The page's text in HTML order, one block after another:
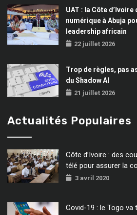
UAT : la Côte
numérique à Abuja
leadership africain
22 juillet 2026
Trop de règles, pas
du Shadow AI
21 juillet 2026
Actualités Populaires
Côte d’Ivoire : des
télé pour assurer la
3 avril 2020
Covid-19 : le Togo va